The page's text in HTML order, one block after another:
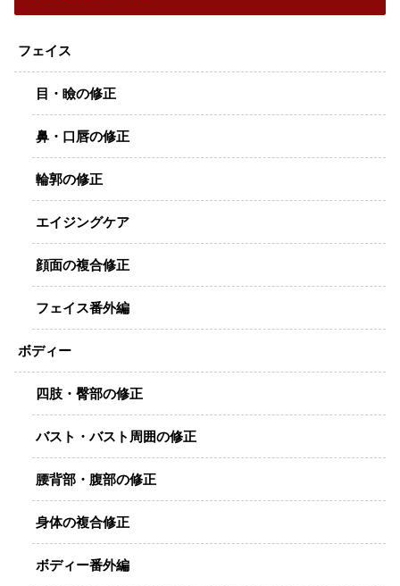
フェイス
目・瞼の修正
鼻・口唇の修正
輪郭の修正
エイジングケア
顔面の複合修正
フェイス番外編
ボディー
四肢・臀部の修正
バスト・バスト周囲の修正
腰背部・腹部の修正
身体の複合修正
ボディー番外編